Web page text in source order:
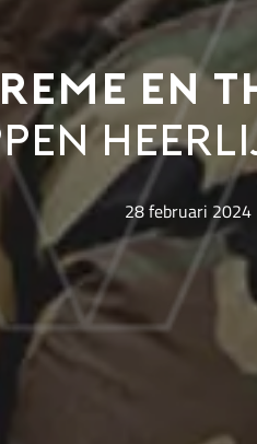
en
28 februari 2024